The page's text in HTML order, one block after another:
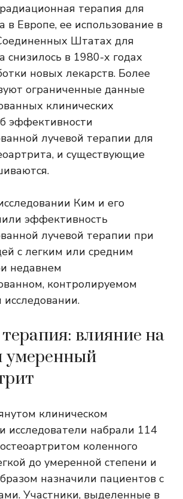
терапия для
в Европе, ее использование в
Штатах для
снизилось в 1980-х годах
новых лекарств. Более
ограниченные данные
клинических
эффективности
лучевой терапии для
и существующие
Ким и его
эффективность
лучевой терапии при
с легким или средним
недавнем
контролируемом
влияние на
умеренный
клиническом
исследователи набрали 114
коленного
до умеренной степени и
назначили пациентов с
Участники, выделенные в